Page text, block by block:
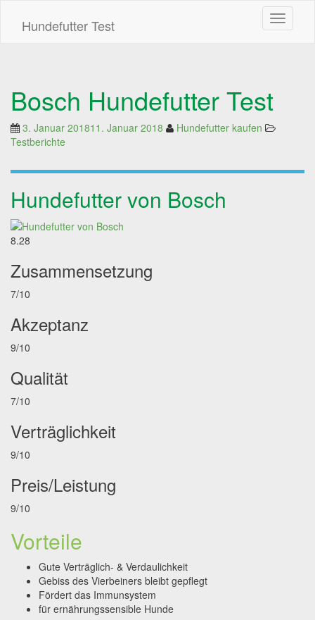
Toggle
Hundefutter Test
Bosch Hundefutter Test
3. Januar 201811. Januar 2018
Hundefutter kaufen
Testberichte
Hundefutter von Bosch
8.28
Zusammensetzung
7/10
Akzeptanz
9/10
Qualität
7/10
Verträglichkeit
9/10
Preis/Leistung
9/10
Vorteile
Gute Verträglich- & Verdaulichkeit
Gebiss des Vierbeiners bleibt gepflegt
Fördert das Immunsystem
für ernährungssensible Hunde